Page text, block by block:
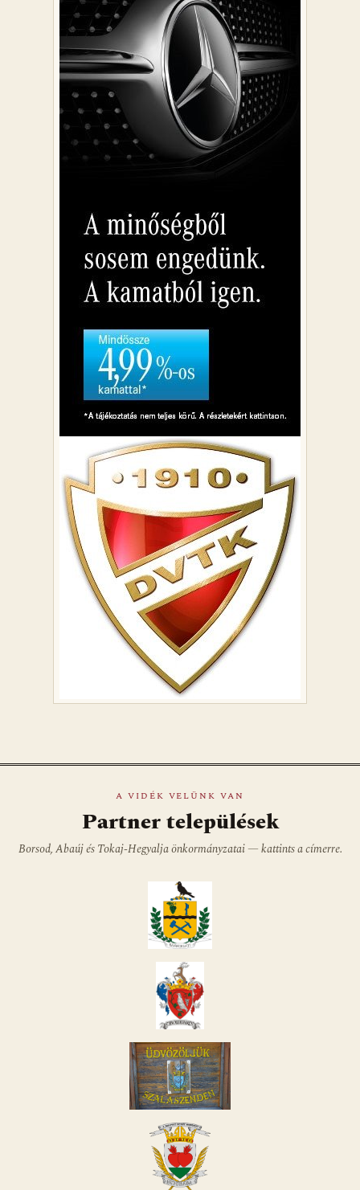
A VIDÉK VELÜNK VAN
Partner települések
Borsod, Abaúj és Tokaj-Hegyalja önkormányzatai — kattints a címerre.